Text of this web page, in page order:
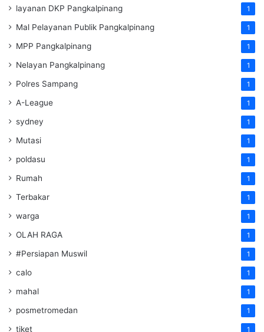
layanan DKP Pangkalpinang 1
Mal Pelayanan Publik Pangkalpinang 1
MPP Pangkalpinang 1
Nelayan Pangkalpinang 1
Polres Sampang 1
A-League 1
sydney 1
Mutasi 1
poldasu 1
Rumah 1
Terbakar 1
warga 1
OLAH RAGA 1
#Persiapan Muswil 1
calo 1
mahal 1
posmetromedan 1
tiket 1